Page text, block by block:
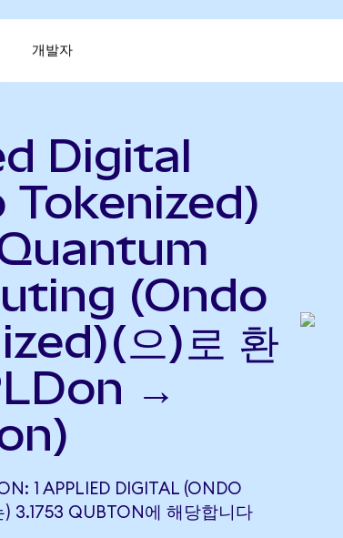
개발자
Digital
Tokenized)
(Ondo
으)로 환
→
1 APPLIED DIGITAL (ONDO
) 3.1753 QUBTON에 해당합니다